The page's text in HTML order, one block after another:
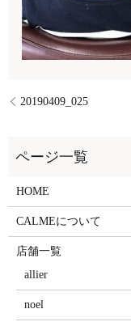
20190409_025
HOME
CALMEについて
店舗一覧
allier
noel